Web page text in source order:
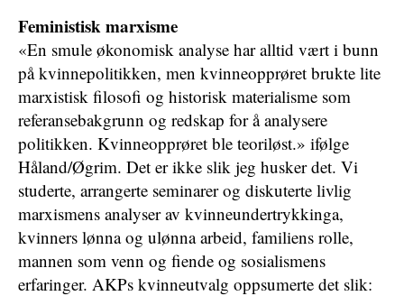
Feministisk marxisme
«En smule økonomisk analyse har alltid vært i bunn
på kvinnepolitikken, men kvinneopprøret brukte lite
marxistisk filosofi og historisk materialisme som
referansebakgrunn og redskap for å analysere
politikken. Kvinneopprøret ble teoriløst.» ifølge
Håland/Øgrim. Det er ikke slik jeg husker det. Vi
studerte, arrangerte seminarer og diskuterte livlig
marxismens analyser av kvinneundertrykkinga,
kvinners lønna og ulønna arbeid, familiens rolle,
mannen som venn og fiende og sosialismens
erfaringer. AKPs kvinneutvalg oppsumerte det slik: